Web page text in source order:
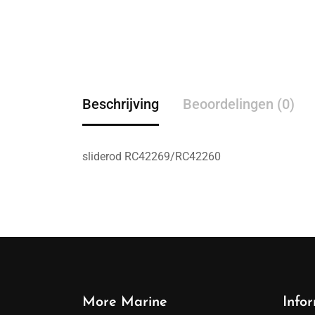
Beschrijving Beoordelingen (0)
sliderod RC42269/RC42260
More Marine